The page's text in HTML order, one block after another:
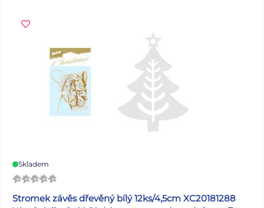
Skladem
Stromek závěs dřevěný bílý 12ks/4,5cm XC20181288